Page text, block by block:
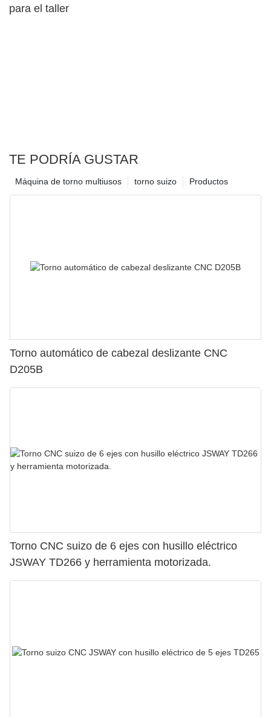
para el taller
TE PODRÍA GUSTAR
Productos
torno suizo
Máquina de torno multiusos
Torno automático de cabezal deslizante CNC
D205B
Torno CNC suizo de 6 ejes con husillo eléctrico
JSWAY TD266 y herramienta motorizada.